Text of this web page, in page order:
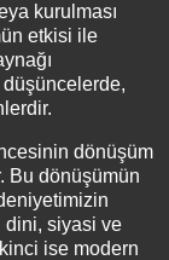
kurulması
etkisi ile
dönüşüm
Bu dönüşümün
dini, siyasi ve
ise modern